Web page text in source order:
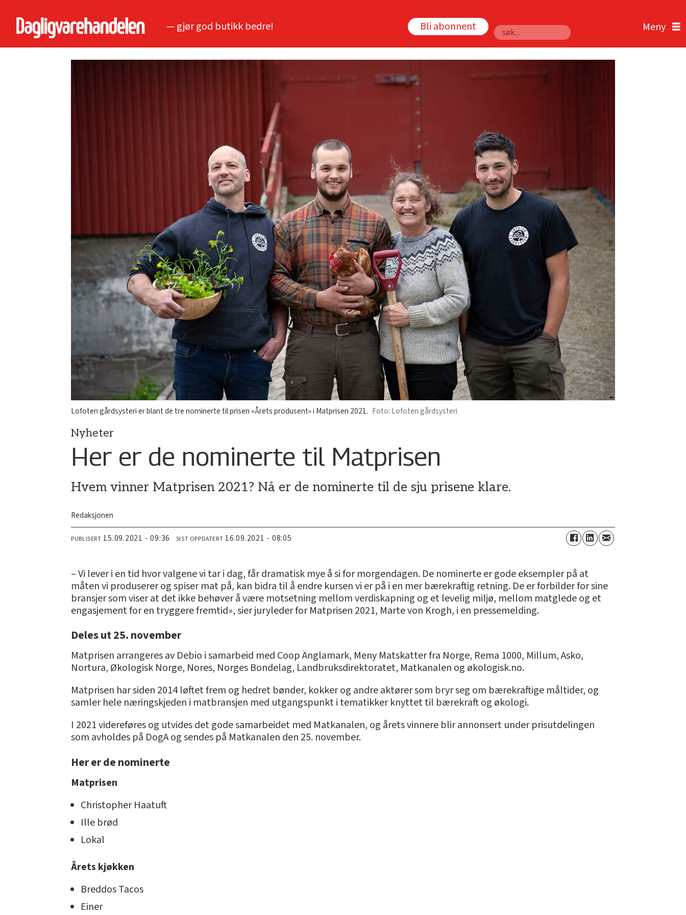
— gjør god butikk bedre! Bli abonnent
Søk
Lofoten gårdsysteri er blant de tre nominerte til prisen «Årets produsent» i Matprisen 2021. Lofoten gårdsysteri
Nyheter
Her er de nominerte til Matprisen
Hvem vinner Matprisen 2021? Nå er de nominerte til de sju prisene klare.
Redaksjonen
PUBLISERT 15.09.2021 - 09:36 SIST OPPDATERT 16.09.2021 - 08:05
– Vi lever i en tid hvor valgene vi tar i dag, får dramatisk mye å si for morgendagen. De nominerte er gode eksempler på at
måten vi produserer og spiser mat på, kan bidra til å endre kursen vi er på i en mer bærekraftig retning. De er forbilder for sine
bransjer som viser at det ikke behøver å være motsetning mellom verdiskapning og et levelig miljø, mellom matglede og et
engasjement for en tryggere fremtid», sier juryleder for Matprisen 2021, Marte von Krogh, i en pressemelding.
Deles ut 25. november
Matprisen arrangeres av Debio i samarbeid med Coop Änglamark, Meny Matskatter fra Norge, Rema 1000, Millum, Asko,
Nortura, Økologisk Norge, Nores, Norges Bondelag, Landbruksdirektoratet, Matkanalen og økologisk.no.
Matprisen har siden 2014 løftet frem og hedret bønder, kokker og andre aktører som bryr seg om bærekraftige måltider, og
samler hele næringskjeden i matbransjen med utgangspunkt i tematikker knyttet til bærekraft og økologi.
I 2021 videreføres og utvides det gode samarbeidet med Matkanalen, og årets vinnere blir annonsert under prisutdelingen
som avholdes på DogA og sendes på Matkanalen den 25. november.
Her er de nominerte
Matprisen
Christopher Haatuft
Ille brød
Lokal
Årets kjøkken
Breddos Tacos
Einer